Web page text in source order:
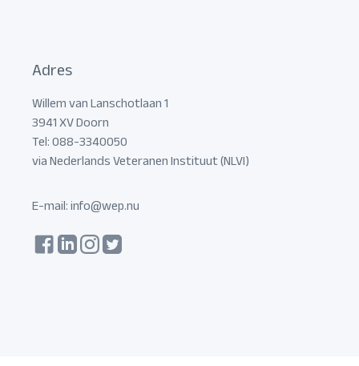
Adres
Willem van Lanschotlaan 1
3941 XV Doorn
Tel: 088-3340050
via Nederlands Veteranen Instituut (NLVI)
E-mail:info@wep.nu